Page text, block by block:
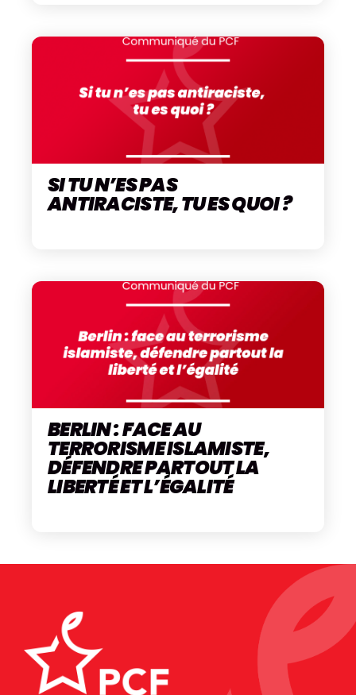
SI TU N’ES PAS
ANTIRACISTE, TU ES QUOI ?
BERLIN : FACE AU
TERRORISME ISLAMISTE,
DÉFENDRE PARTOUT LA
LIBERTÉ ET L’ÉGALITÉ